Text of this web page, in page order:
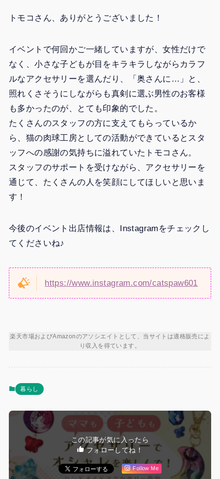
トモコさん、ありがとうございました！
イベントで何回かご一緒していますが、女性だけで
なく、小さな子どもが目をキラキラしながらカラフ
ルなアクセサリーを選んだり、「奥さんに…」と、
照れくさそうにしながらも真剣に選ぶ男性のお客様
も多かったのが、とても印象的でした。
たくさんのスタッフの方に支えてもらっているか
ら、猫の肉球工房としての活動ができているとスタ
ッフへの感謝の気持ちに溢れていたトモコさん。
スタッフのサポートを受けながら、アクセサリーを
通じて、たくさんの人を笑顔にしてほしいと思いま
す！
今後のイベント出店情報は、Instagramをチェックし
てくださいね♪
https://www.instagram.com/catspaw601
楽天市場およびAmazonのアソシエイトとして、当サイトは適格販売によ
り収入を得ています。
暮らし
この記事が気に入ったら
フォローしてね！
Follow Me